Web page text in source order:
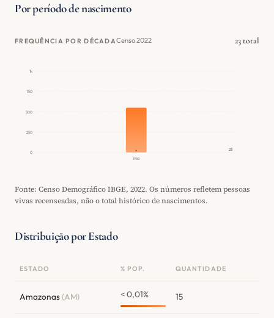
Por período de nascimento
FREQUÊNCIA POR DÉCADACenso 2022 23 total
0
250
500
750
1k
1980
23
Fonte: Censo Demográfico IBGE, 2022. Os números refletem pessoas
vivas recenseadas, não o total histórico de nascimentos.
Distribuição por Estado
ESTADO % POP. QUANTIDADE
Amazonas(AM) < 0,01% 15